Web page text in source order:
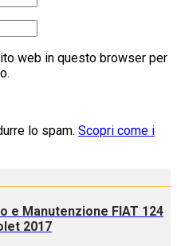
web in questo browser per
lo spam. Scopri come i
e Manutenzione FIAT 124
2017